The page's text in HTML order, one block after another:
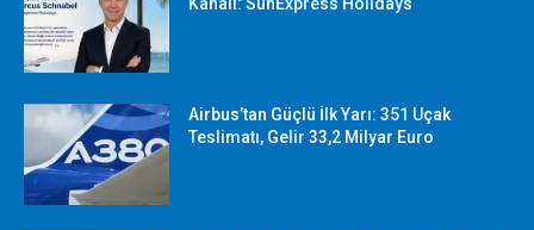
Airbus’tan Güçlü İlk Yarı: 351 Uçak
Teslimatı, Gelir 33,2 Milyar Euro